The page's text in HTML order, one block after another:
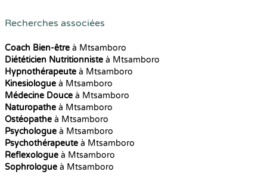
Recherches associées
Coach Bien-être à Mtsamboro
Diététicien Nutritionniste à Mtsamboro
Hypnothérapeute à Mtsamboro
Kinesiologue à Mtsamboro
Médecine Douce à Mtsamboro
Naturopathe à Mtsamboro
Ostéopathe à Mtsamboro
Psychologue à Mtsamboro
Psychothérapeute à Mtsamboro
Reflexologue à Mtsamboro
Sophrologue à Mtsamboro